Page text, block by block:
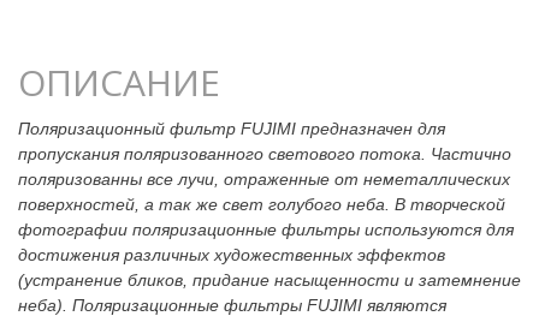
ОПИСАНИЕ
Поляризационный фильтр FUJIMI предназначен для
пропускания поляризованного светового потока. Частично
поляризованны все лучи, отраженные от неметаллических
поверхностей, а так же свет голубого неба. В творческой
фотографии поляризационные фильтры используются для
достижения различных художественных эффектов
(устранение бликов, придание насыщенности и затемнение
неба). Поляризационные фильтры FUJIMI являются